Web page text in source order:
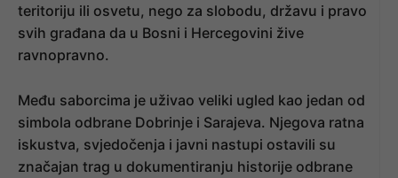
teritoriju ili osvetu, nego za slobodu, državu i pravo
svih građana da u Bosni i Hercegovini žive
ravnopravno.
Među saborcima je uživao veliki ugled kao jedan od
simbola odbrane Dobrinje i Sarajeva. Njegova ratna
iskustva, svjedočenja i javni nastupi ostavili su
značajan trag u dokumentiranju historije odbrane